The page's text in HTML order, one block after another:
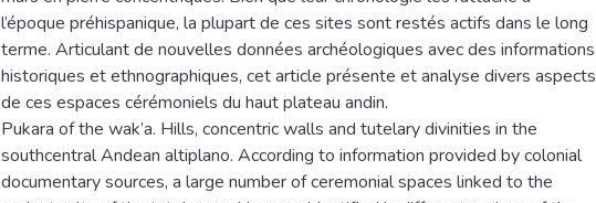
l’époque préhispanique, la plupart de ces sites sont restés actifs dans le long
terme. Articulant de nouvelles données archéologiques avec des informations
historiques et ethnographiques, cet article présente et analyse divers aspects
de ces espaces cérémoniels du haut plateau andin.
Pukara of the wak’a. Hills, concentric walls and tutelary divinities in the
southcentral Andean altiplano. According to information provided by colonial
documentary sources, a large number of ceremonial spaces linked to the